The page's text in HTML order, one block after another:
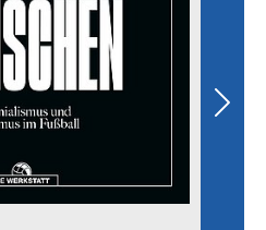
Next